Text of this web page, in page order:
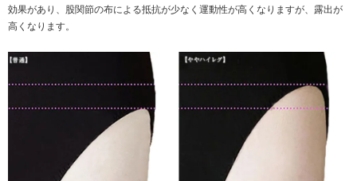
効果があり、股関節の布による抵抗が少なく運動性が高くなりますが、露出が
高くなります。